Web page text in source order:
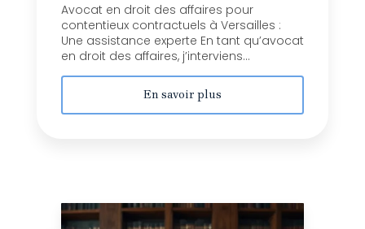
Avocat en droit des affaires pour
contentieux contractuels à Versailles :
Une assistance experte En tant qu’avocat
en droit des affaires, j’interviens...
En savoir plus